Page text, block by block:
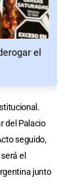
el
del Palacio
seguido,
el
junto